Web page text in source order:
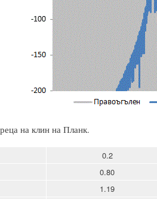
на клин на Планк.
0.2
0.80
1.19